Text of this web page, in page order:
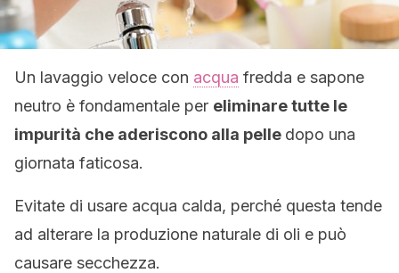
Un lavaggio veloce con acqua fredda e sapone
neutro è fondamentale per eliminare tutte le
impurità che aderiscono alla pelle dopo una
giornata faticosa.
Evitate di usare acqua calda, perché questa tende
ad alterare la produzione naturale di oli e può
causare secchezza.